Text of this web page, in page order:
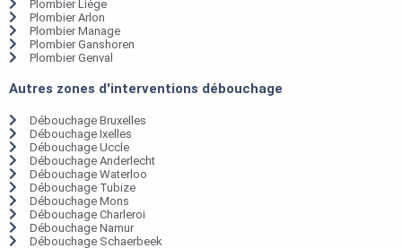
Plombier Liège
Plombier Arlon
Plombier Manage
Plombier Ganshoren
Plombier Genval
Autres zones d'interventions débouchage
Débouchage Bruxelles
Débouchage Ixelles
Débouchage Uccle
Débouchage Anderlecht
Débouchage Waterloo
Débouchage Tubize
Débouchage Mons
Débouchage Charleroi
Débouchage Namur
Débouchage Schaerbeek